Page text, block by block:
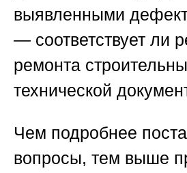
выявленными
— соответствует ли
ремонта
технической
Чем подробнее
вопросы, тем выше